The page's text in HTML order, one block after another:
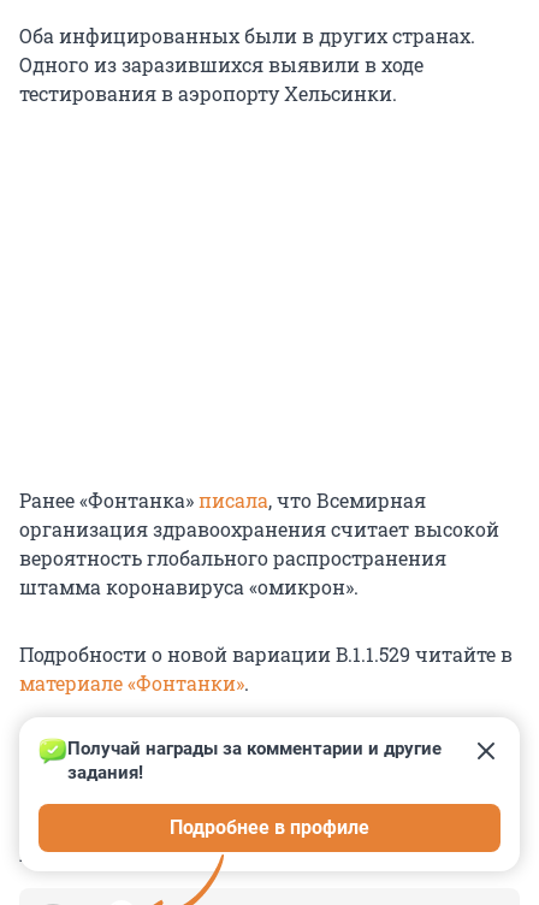
Оба инфицированных были в других странах.
Одного из заразившихся выявили в ходе
тестирования в аэропорту Хельсинки.
Ранее «Фонтанка»писала, что Всемирная
организация здравоохранения считает высокой
вероятность глобального распространения
штамма коронавируса «омикрон».
Подробности о новой вариации B.1.1.529 читайте в
материале «Фонтанки».
КОММЕНТАРИИ 41
Получай награды за комментарии и другие
задания!
Подробнее в профиле